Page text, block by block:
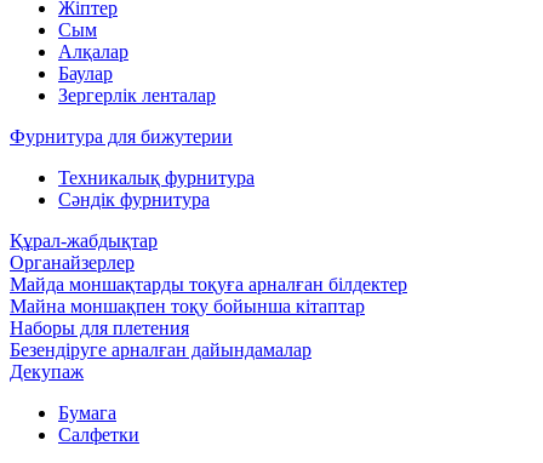
Жіптер
Сым
Алқалар
Баулар
Зергерлік ленталар
Фурнитура для бижутерии
Техникалық фурнитура
Сәндік фурнитура
Құрал-жабдықтар
Органайзерлер
Майда моншақтарды тоқуға арналған білдектер
Майна моншақпен тоқу бойынша кітаптар
Наборы для плетения
Безендіруге арналған дайындамалар
Декупаж
Бумага
Салфетки